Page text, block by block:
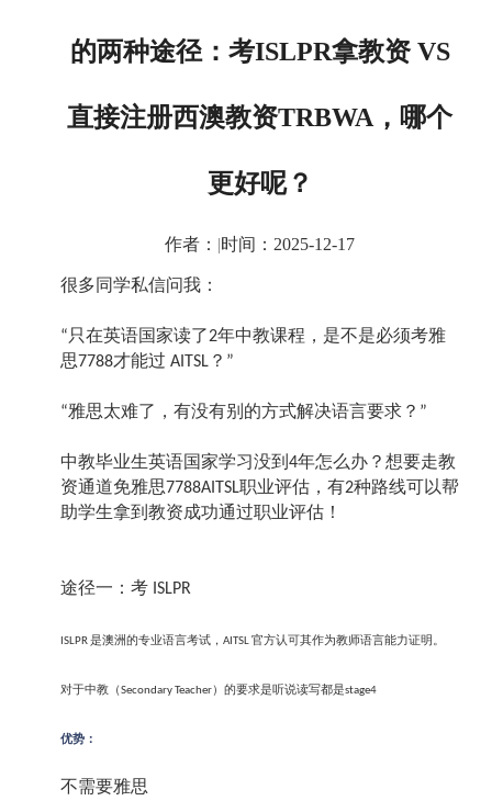
的两种途径：考ISLPR拿教资 VS
直接注册西澳教资TRBWA，哪个
更好呢？
作者： |时间：2025-12-17
很多同学私信问我：
“ 只在英语国家读了2年中教课程，是不是必须考雅
思7788才能过 AITSL ？ ”
“雅思太难了，有没有别的方式解决语言要求？ ”
中教毕业生英语国家学习没到 4年怎么办？想要走教
资通道免雅思7788AITSL职业评估，有2种路线可以帮
助学生拿到教资成功通过职业评估！
途径一：考 ISLPR
ISLPR是澳洲的专业语言考试， AITSL官方认可其作为教师语言能力证明。
对于中教（Secondary Teacher）的要求是听说读写都是stage4
优势：
不需要雅思